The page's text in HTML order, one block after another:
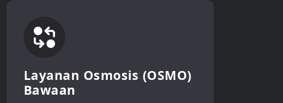
Layanan Osmosis (OSMO)
Bawaan